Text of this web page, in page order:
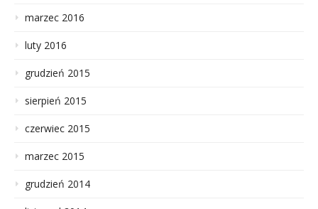
marzec 2016
luty 2016
grudzień 2015
sierpień 2015
czerwiec 2015
marzec 2015
grudzień 2014